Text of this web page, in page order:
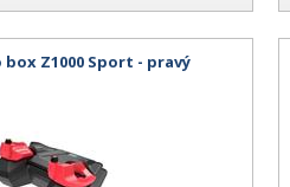
Z1000 Sport - pravý